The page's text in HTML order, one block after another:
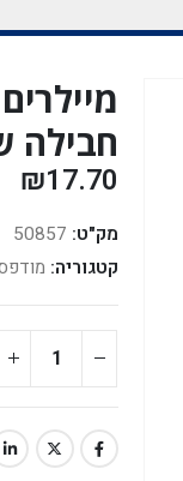
חבילה של 5
₪17.70
מק"ט: 50857
קטגוריה: